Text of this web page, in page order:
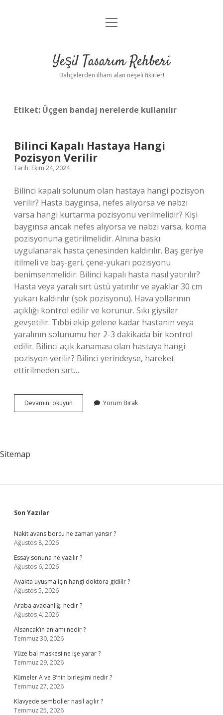
Anasayfa
Yasal Uyarı
menüyü
Yeşil Tasarım Rehberi
Bahçelerden ilham alan neşeli fikirler!
Etiket: Üçgen bandaj nerelerde kullanılır
Bilinci Kapalı Hastaya Hangi
Pozisyon Verilir
Tarih: Ekim 24, 2024
Bilinci kapalı solunum olan hastaya hangi pozisyon
verilir? Hasta baygınsa, nefes alıyorsa ve nabzı
varsa hangi kurtarma pozisyonu verilmelidir? Kişi
baygınsa ancak nefes alıyorsa ve nabzı varsa, koma
pozisyonuna getirilmelidir. Alnına baskı
uygulanarak hasta çenesinden kaldırılır. Baş geriye
itilmeli ve baş-geri, çene-yukarı pozisyonu
benimsenmelidir. Bilinci kapalı hasta nasıl yatırılır?
Hasta veya yaralı sırt üstü yatırılır ve ayaklar 30 cm
yukarı kaldırılır (şok pozisyonu). Hava yollarının
açıklığı kontrol edilir ve korunur. Sıkı giysiler
gevşetilir. Tıbbi ekip gelene kadar hastanın veya
yaralının solunumu her 2-3 dakikada bir kontrol
edilir. Bilinci açık kanaması olan hastaya hangi
pozisyon verilir? Bilinci yerindeyse, hareket
ettirilmeden sırt…
Devamını okuyun
Kapalı
Yorum Bırak
Sitemap
Sidebar
Son Yazılar
Nakit avans borcu ne zaman yansır ?
Ağustos 8, 2026
Essay sonuna ne yazılır ?
Ağustos 6, 2026
Ayakta uyuşma için hangi doktora gidilir ?
Ağustos 5, 2026
Araba avadanlığı nedir ?
Ağustos 4, 2026
Alsancak’ın anlamı nedir ?
Temmuz 30, 2026
Yüze bal maskesi ne işe yarar ?
Temmuz 29, 2026
Kümeler A ve B’nin birleşimi nedir ?
Temmuz 27, 2026
Klavyede semboller nasıl açılır ?
Temmuz 25, 2026